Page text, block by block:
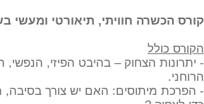
קורס הכשרה חוויתי, תיאורטי ומעשי
הקורס כולל
- יתרונות הצחוק – בהיבט הפיזי,
הרוחני.
- הפרכת מיתוסים: האם יש צורך בסיבה,